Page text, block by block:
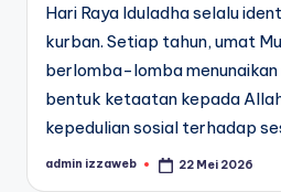
Hari Raya Iduladha selalu
kurban. Setiap tahun, umat
berlomba-lomba menunaikan
bentuk ketaatan kepada
kepedulian sosial terhadap
Posted
admin izzaweb 22 Mei 2026